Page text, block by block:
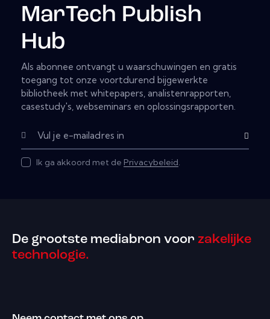
MarTech Publish
Hub
Als abonnee ontvangt u waarschuwingen en gratis
toegang tot onze voortdurend bijgewerkte
bibliotheek met whitepapers, analistenrapporten,
casestudy's, webseminars en oplossingsrapporten.
Subscribe
Ik ga akkoord met de Privacybeleid.
De grootste mediabron voor zakelijke
technologie.